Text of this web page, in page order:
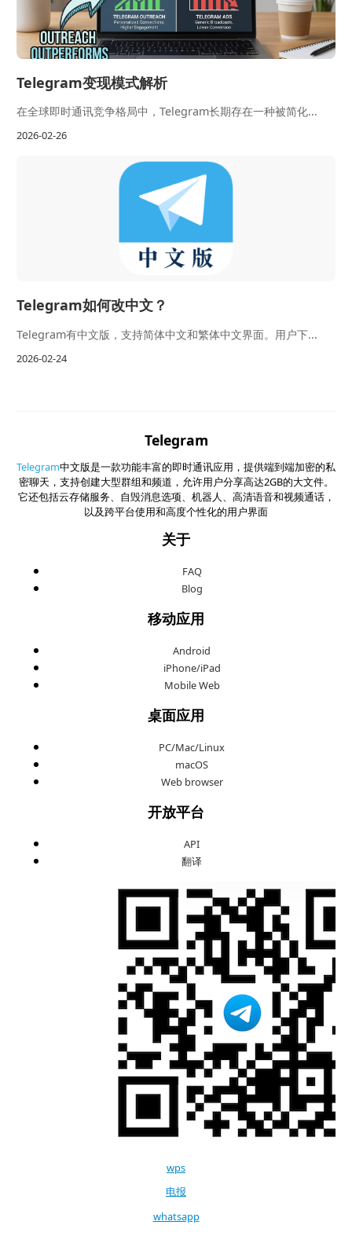
Telegram变现模式解析
在全球即时通讯竞争格局中，Telegram长期存在一种被简化...
2026-02-26
Telegram如何改中文？
Telegram有中文版，支持简体中文和繁体中文界面。用户下...
2026-02-24
Telegram
Telegram中文版是一款功能丰富的即时通讯应用，提供端到端加密的私
密聊天，支持创建大型群组和频道，允许用户分享高达2GB的大文件。
它还包括云存储服务、自毁消息选项、机器人、高清语音和视频通话，
以及跨平台使用和高度个性化的用户界面
关于
FAQ
Blog
移动应用
Android
iPhone/iPad
Mobile Web
桌面应用
PC/Mac/Linux
macOS
Web browser
开放平台
API
翻译
wps
电报
whatsapp